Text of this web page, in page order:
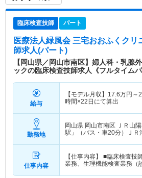
臨床検査技師 パート
医療法人緑風会 三宅おおふくクリ
師求人(パート)
【岡山県／岡山市南区】婦人科・乳腺
ックの臨床検査技師求人《フルタイムパ
給与
【モデル月収】 17.6万円～
時間×22日にて算出
勤務地
岡山県 岡山市南区 ＪＲ山
駅」（バス・車20分）ＪＲ
仕事内容
【仕事内容】 ■臨床検査技
業務、生理機能検査業務（